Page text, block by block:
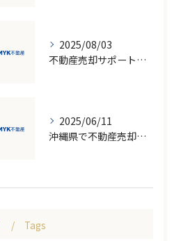
2025/08/03
不動産売却サポート活用で失敗しない売却の流れと注意点徹底ガイド
2025/06/11
沖縄県で不動産売却を成功させるための地価変動と市場のポイント
Tags